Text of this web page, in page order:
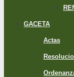
GACETA
Actas